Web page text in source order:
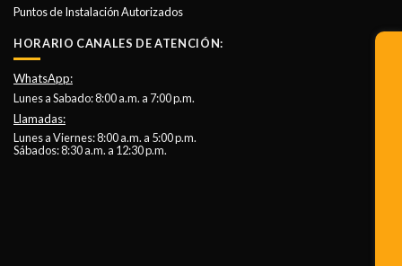
Puntos de Instalación Autorizados
HORARIO CANALES DE ATENCIÓN:
WhatsApp:
Lunes a Sabado: 8:00 a.m. a 7:00 p.m.
Llamadas:
Lunes a Viernes: 8:00 a.m. a 5:00 p.m.
Sábados: 8:30 a.m. a 12:30 p.m.